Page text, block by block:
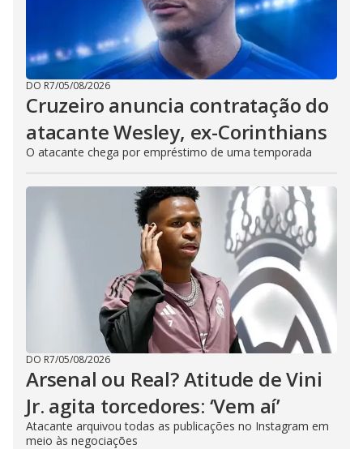
DO R7/05/08/2026
Cruzeiro anuncia contratação do
atacante Wesley, ex-Corinthians
O atacante chega por empréstimo de uma temporada
DO R7/05/08/2026
Arsenal ou Real? Atitude de Vini
Jr. agita torcedores: ‘Vem aí’
Atacante arquivou todas as publicações no Instagram em
meio às negociações